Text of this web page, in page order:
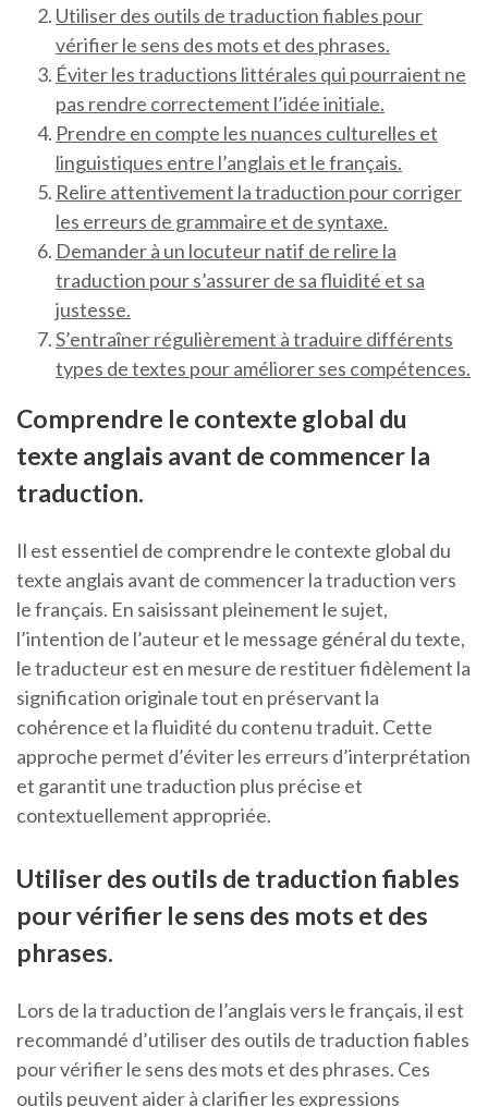
Utiliser des outils de traduction fiables pour
vérifier le sens des mots et des phrases.
Éviter les traductions littérales qui pourraient ne
pas rendre correctement l’idée initiale.
Prendre en compte les nuances culturelles et
linguistiques entre l’anglais et le français.
Relire attentivement la traduction pour corriger
les erreurs de grammaire et de syntaxe.
Demander à un locuteur natif de relire la
traduction pour s’assurer de sa fluidité et sa
justesse.
S’entraîner régulièrement à traduire différents
types de textes pour améliorer ses compétences.
Comprendre le contexte global du
texte anglais avant de commencer la
traduction.
Il est essentiel de comprendre le contexte global du
texte anglais avant de commencer la traduction vers
le français. En saisissant pleinement le sujet,
l’intention de l’auteur et le message général du texte,
le traducteur est en mesure de restituer fidèlement la
signification originale tout en préservant la
cohérence et la fluidité du contenu traduit. Cette
approche permet d’éviter les erreurs d’interprétation
et garantit une traduction plus précise et
contextuellement appropriée.
Utiliser des outils de traduction fiables
pour vérifier le sens des mots et des
phrases.
Lors de la traduction de l’anglais vers le français, il est
recommandé d’utiliser des outils de traduction fiables
pour vérifier le sens des mots et des phrases. Ces
outils peuvent aider à clarifier les expressions